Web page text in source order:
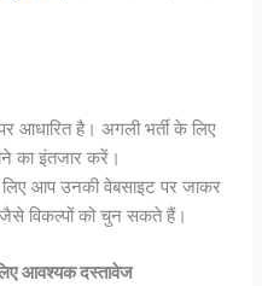
पर आधारित है। अगली भर्ती के लिए
का इंतजार करें।
आप उनकी वेबसाइट पर जाकर
विकल्पों को चुन सकते हैं।
आवश्यक दस्तावेज